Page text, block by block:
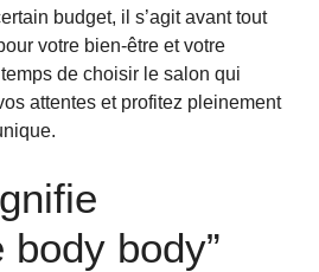
budget, il s’agit avant tout
votre bien-être et votre
de choisir le salon qui
attentes et profitez pleinement
body body”